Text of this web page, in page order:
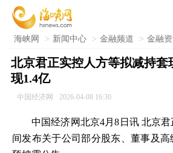
海峡网 > 新闻中心 > 金融频道 > 金融
北京君正实控人方等拟减持套
现1.4亿
中国经济网 2026-04-08 16:30
中国经济网北京4月8日讯 北京君
间发布关于公司部分股东、董事及